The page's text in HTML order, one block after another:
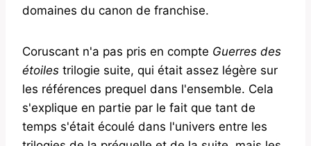
domaines du canon de franchise.
Coruscant n'a pas pris en compte Guerres des
étoiles trilogie suite, qui était assez légère sur
les références prequel dans l'ensemble. Cela
s'explique en partie par le fait que tant de
temps s'était écoulé dans l'univers entre les